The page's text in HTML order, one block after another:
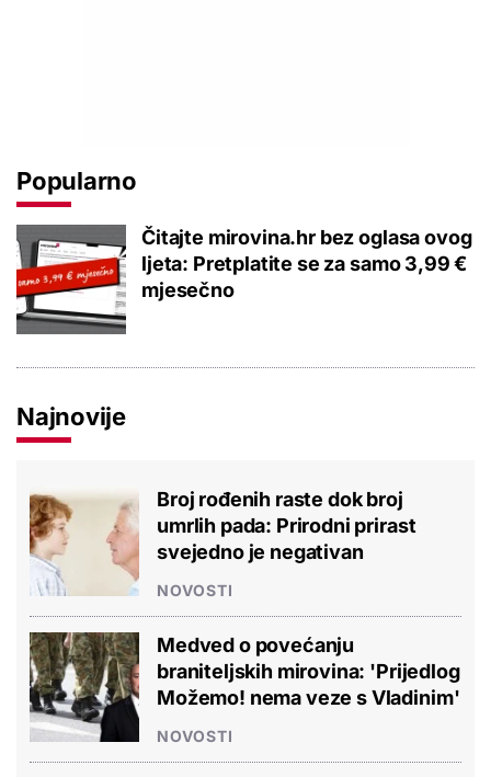
Popularno
Čitajte mirovina.hr bez oglasa ovog
ljeta: Pretplatite se za samo 3,99 €
mjesečno
Najnovije
Broj rođenih raste dok broj
umrlih pada: Prirodni prirast
svejedno je negativan
NOVOSTI
Medved o povećanju
braniteljskih mirovina: 'Prijedlog
Možemo! nema veze s Vladinim'
NOVOSTI